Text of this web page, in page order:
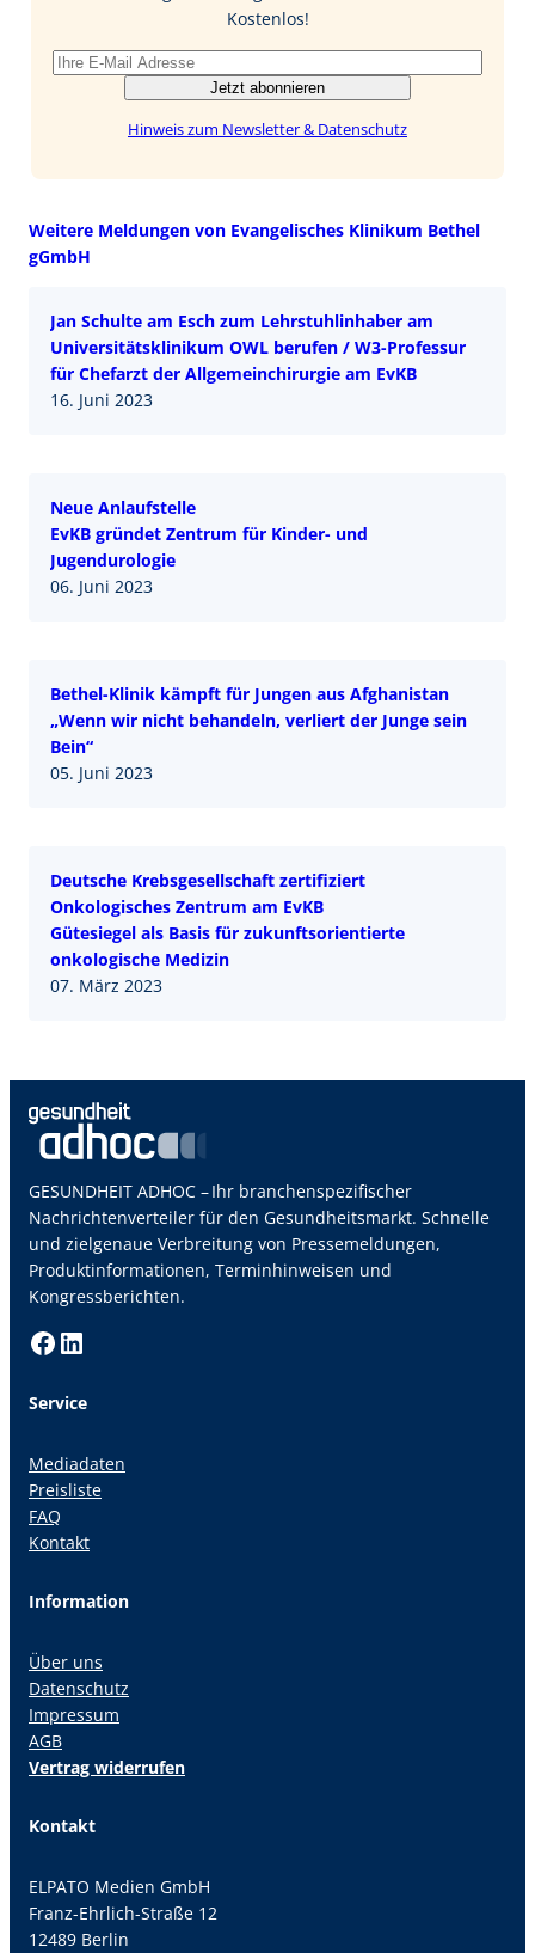
Kostenlos!
Jetzt abonnieren
Hinweis zum Newsletter & Datenschutz
Weitere Meldungen von Evangelisches Klinikum Bethel
gGmbH
Jan Schulte am Esch zum Lehrstuhlinhaber am
Universitätsklinikum OWL berufen / W3-Professur
für Chefarzt der Allgemeinchirurgie am EvKB
16. Juni 2023
Neue Anlaufstelle
EvKB gründet Zentrum für Kinder- und
Jugendurologie
06. Juni 2023
Bethel-Klinik kämpft für Jungen aus Afghanistan
„Wenn wir nicht behandeln, verliert der Junge sein
Bein“
05. Juni 2023
Deutsche Krebsgesellschaft zertifiziert
Onkologisches Zentrum am EvKB
Gütesiegel als Basis für zukunftsorientierte
onkologische Medizin
07. März 2023
GESUNDHEIT ADHOC – Ihr branchenspezifischer
Nachrichtenverteiler für den Gesundheitsmarkt. Schnelle
und zielgenaue Verbreitung von Pressemeldungen,
Produktinformationen, Terminhinweisen und
Kongressberichten.
Facebook LinkedIn
Service
Mediadaten
Preisliste
FAQ
Kontakt
Information
Über uns
Datenschutz
Impressum
AGB
Vertrag widerrufen
Kontakt
ELPATO Medien GmbH
Franz-Ehrlich-Straße 12
12489 Berlin